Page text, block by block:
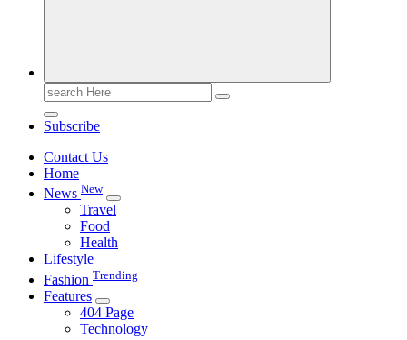
Search
for:
Subscribe
Contact Us
Home
News New
Travel
Food
Health
Lifestyle
Fashion Trending
Features
404 Page
Technology